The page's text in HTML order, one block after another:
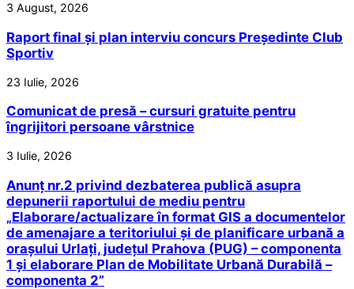
3 August, 2026
Raport final și plan interviu concurs Președinte Club
Sportiv
23 Iulie, 2026
Comunicat de presă – cursuri gratuite pentru
îngrijitori persoane vârstnice
3 Iulie, 2026
Anunț nr.2 privind dezbaterea publică asupra
depunerii raportului de mediu pentru
„Elaborare/actualizare în format GIS a documentelor
de amenajare a teritoriului și de planificare urbană a
orașului Urlați, județul Prahova (PUG) – componenta
1 și elaborare Plan de Mobilitate Urbană Durabilă –
componenta 2”